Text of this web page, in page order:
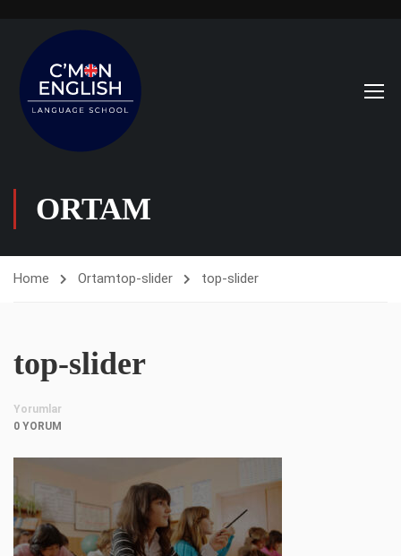
ORTAM
Home Ortamtop-slider top-slider
top-slider
Yorumlar
0 YORUM